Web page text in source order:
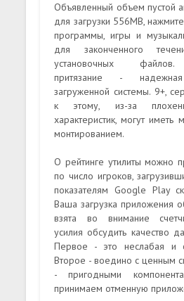
Объявленный объем пустой
для загрузки 556MB,
программы, игры и
для законченного
установочных
притязание -
загруженной системы. 9+,
к этому, из-за
характеристик, могут иметь
монтированием.
О рейтинге утилиты можно
по число игроков,
показателям Google Play
Ваша загрузка приложения
взята во внимание
усилия обсудить качество
Первое - это неслабая и
Второе - воедино с ценным
- пригодными
принимаем отменную